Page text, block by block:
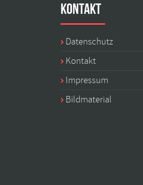
Kontakt
Datenschutz
Kontakt
Impressum
Bildmaterial